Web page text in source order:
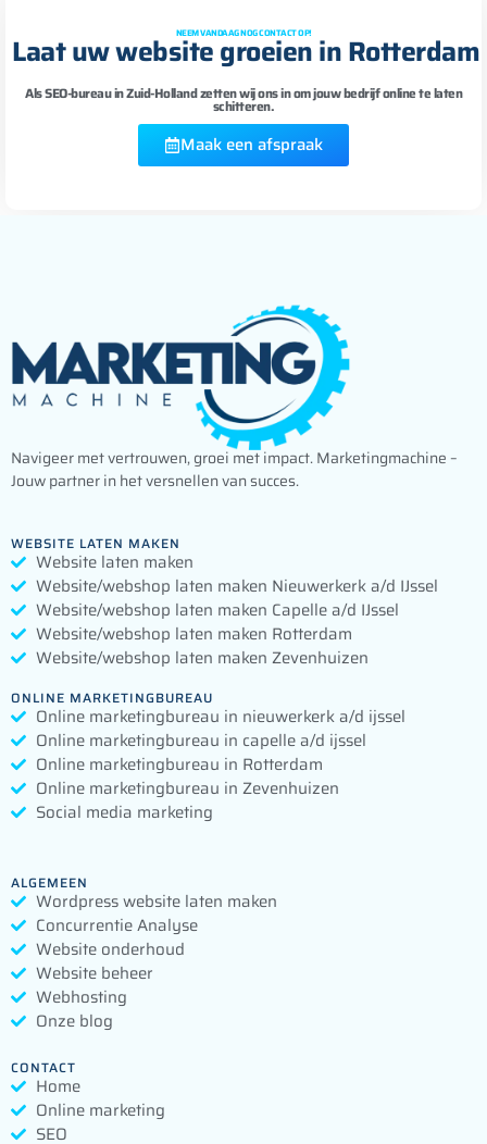
NEEM VANDAAG NOG CONTACT OP!
Laat uw website groeien in Rotterdam
Als SEO-bureau in Zuid-Holland zetten wij ons in om jouw bedrijf online te laten
schitteren.
Maak een afspraak
Navigeer met vertrouwen, groei met impact. Marketingmachine –
Jouw partner in het versnellen van succes.
WEBSITE LATEN MAKEN
Website laten maken
Website/webshop laten maken Nieuwerkerk a/d IJssel
Website/webshop laten maken Capelle a/d IJssel
Website/webshop laten maken Rotterdam
Website/webshop laten maken Zevenhuizen
ONLINE MARKETINGBUREAU
Online marketingbureau in nieuwerkerk a/d ijssel
Online marketingbureau in capelle a/d ijssel
Online marketingbureau in Rotterdam
Online marketingbureau in Zevenhuizen
Social media marketing
ALGEMEEN
Wordpress website laten maken
Concurrentie Analyse
Website onderhoud
Website beheer
Webhosting
Onze blog
CONTACT
Home
Online marketing
SEO